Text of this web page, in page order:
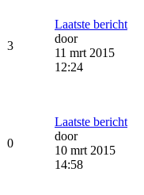
3
Laatste bericht
door
11 mrt 2015
12:24
0
Laatste bericht
door
10 mrt 2015
14:58